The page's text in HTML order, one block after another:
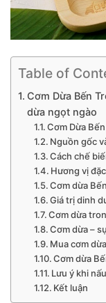
Table of
Cơm Dừa Bến
dừa ngọt ngào
Cơm Dừa
Nguồn gốc
Cách chế
Hương vị
Cơm dừa
Giá trị dinh
Cơm dừa
Cơm dừa –
Mua cơm
Cơm dừa
Lưu ý khi
Kết luận